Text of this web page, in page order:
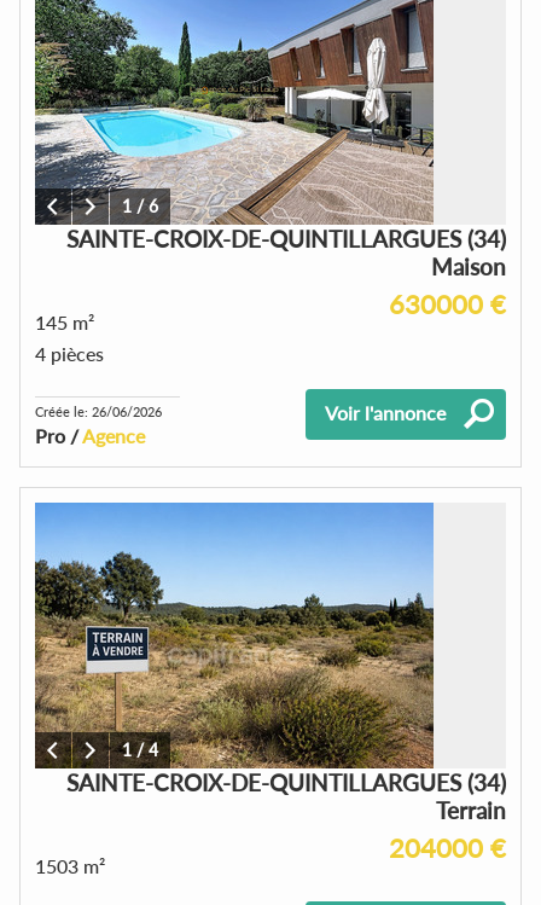
1 /6
SAINTE-CROIX-DE-QUINTILLARGUES (34)
Maison
630000 €
145 m²
4 pièces
Créée le: 26/06/2026
Pro /Agence
Voir l'annonce
1/4
SAINTE-CROIX-DE-QUINTILLARGUES (34)
Terrain
204000 €
1503 m²